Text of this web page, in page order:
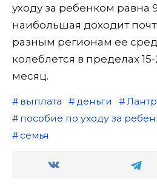
уходу за ребенком равна
наибольшая доходит
разным регионам ее
колеблется в пределах
месяц.
выплата деньги
пособие по уходу за
семья